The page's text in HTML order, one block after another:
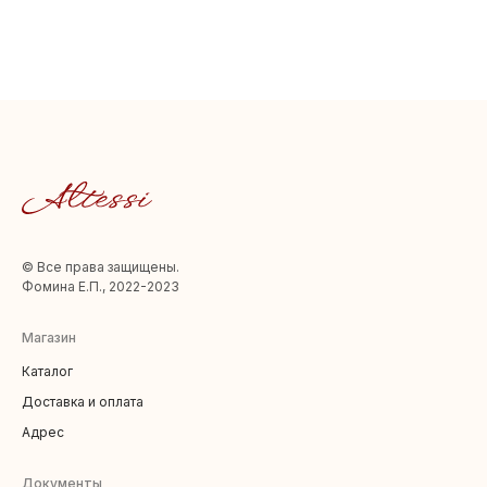
© Все права защищены.
Фомина Е.П., 2022-2023
Магазин
Каталог
Доставка и оплата
Адрес
Документы